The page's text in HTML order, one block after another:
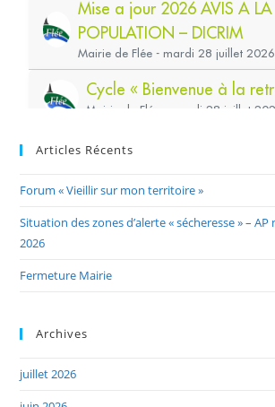
Articles Récents
Forum « Vieillir sur mon territoire »
Situation des zones d’alerte « sécheresse » –
2026
Fermeture Mairie
Archives
juillet 2026